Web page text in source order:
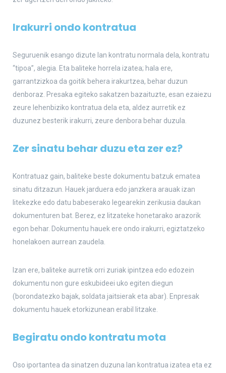
Irakurri ondo kontratua
Seguruenik esango dizute lan kontratu normala dela, kontratu
“tipoa”, alegia. Eta baliteke horrela izatea; hala ere,
garrantzizkoa da goitik behera irakurtzea, behar duzun
denboraz. Presaka egiteko sakatzen bazaituzte, esan ezaiezu
zeure lehenbiziko kontratua dela eta, aldez aurretik ez
duzunez besterik irakurri, zeure denbora behar duzula.
Zer sinatu behar duzu eta zer ez?
Kontratuaz gain, baliteke beste dokumentu batzuk ematea
sinatu ditzazun. Hauek jarduera edo janzkera arauak izan
litekezke edo datu babeserako legearekin zerikusia daukan
dokumenturen bat. Berez, ez litzateke honetarako arazorik
egon behar. Dokumentu hauek ere ondo irakurri, egiztatzeko
honelakoen aurrean zaudela.
Izan ere, baliteke aurretik orri zuriak ipintzea edo edozein
dokumentu non gure eskubideei uko egiten diegun
(borondatezko bajak, soldata jaitsierak eta abar). Enpresak
dokumentu hauek etorkizunean erabil litzake.
Begiratu ondo kontratu mota
Oso iportantea da sinatzen duzuna lan kontratua izatea eta ez